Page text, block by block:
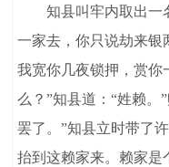
知县叫牢内取出一名
一家去，你只说劫来银
我宽你几夜锁押，赏你
么？”知县道：“姓赖。
罢了。”知县立时带了
抬到这赖家来。赖家是